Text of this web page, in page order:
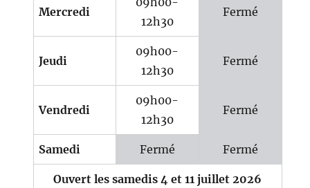
Mercredi
12h30
Fermé
Jeudi
09h00-
12h30
Fermé
Vendredi
09h00-
12h30
Fermé
Samedi Fermé Fermé
Ouvert les samedis 4 et 11 juillet 2026